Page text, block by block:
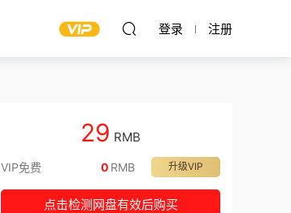
登录 注册
29 RMB
VIP免费 升级VIP
0 RMB
点击检测网盘有效后购买